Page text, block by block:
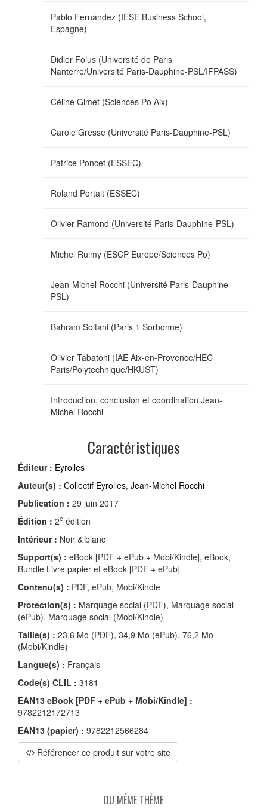
Pablo Fernández (IESE Business School,
Espagne)
Didier Folus (Université de Paris
Nanterre/Université Paris-Dauphine-PSL/IFPASS)
Céline Gimet (Sciences Po Aix)
Carole Gresse (Université Paris-Dauphine-PSL)
Patrice Poncet (ESSEC)
Roland Portait (ESSEC)
Olivier Ramond (Université Paris-Dauphine-PSL)
Michel Ruimy (ESCP Europe/Sciences Po)
Jean-Michel Rocchi (Université Paris-Dauphine-
PSL)
Bahram Soltani (Paris 1 Sorbonne)
Olivier Tabatoni (IAE Aix-en-Provence/HEC
Paris/Polytechnique/HKUST)
Introduction, conclusion et coordination Jean-
Michel Rocchi
Caractéristiques
Éditeur : Eyrolles
Auteur(s) : Collectif Eyrolles, Jean-Michel Rocchi
Publication : 29 juin 2017
Édition : 2e édition
Intérieur : Noir & blanc
Support(s) : eBook [PDF + ePub + Mobi/Kindle], eBook,
Bundle Livre papier et eBook [PDF + ePub]
Contenu(s) : PDF, ePub, Mobi/Kindle
Protection(s) : Marquage social (PDF), Marquage social
(ePub), Marquage social (Mobi/Kindle)
Taille(s) : 23,6 Mo (PDF), 34,9 Mo (ePub), 76,2 Mo
(Mobi/Kindle)
Langue(s) : Français
Code(s) CLIL : 3181
EAN13 eBook [PDF + ePub + Mobi/Kindle] :
9782212172713
EAN13 (papier) : 9782212566284
Référencer ce produit sur votre site
DU MÊME THÈME